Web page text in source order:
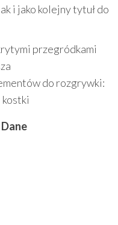
i jako kolejny tytuł do
przegródkami
do rozgrywki:
Dane